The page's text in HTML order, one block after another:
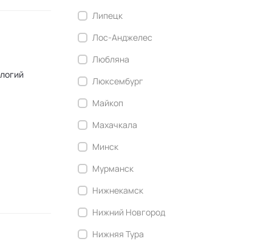
Липецк
Лос-Анджелес
Любляна
Люксембург
Майкоп
Махачкала
Минск
Мурманск
Нижнекамск
Нижний Новгород
Нижняя Тура